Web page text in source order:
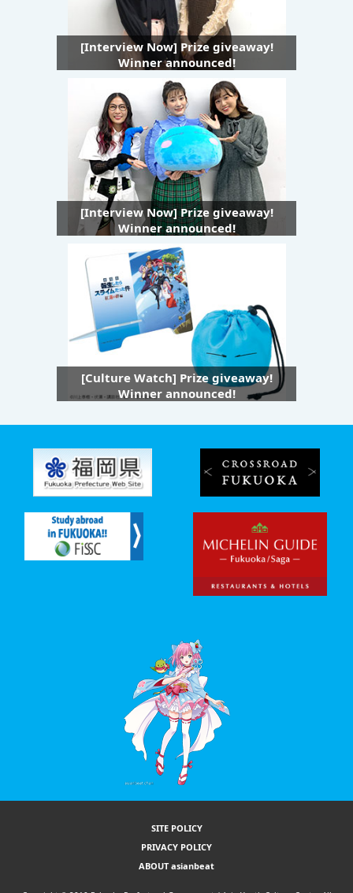
[Interview Now] Prize giveaway!
Winner announced!
[Interview Now] Prize giveaway!
Winner announced!
[Culture Watch] Prize giveaway!
Winner announced!
SITE POLICY
PRIVACY POLICY
ABOUT asianbeat